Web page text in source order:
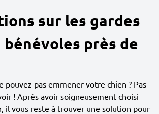
sur les gardes
bénévoles près de
pouvez pas emmener votre chien ? Pas
! Après avoir soigneusement choisi
il vous reste à trouver une solution pour